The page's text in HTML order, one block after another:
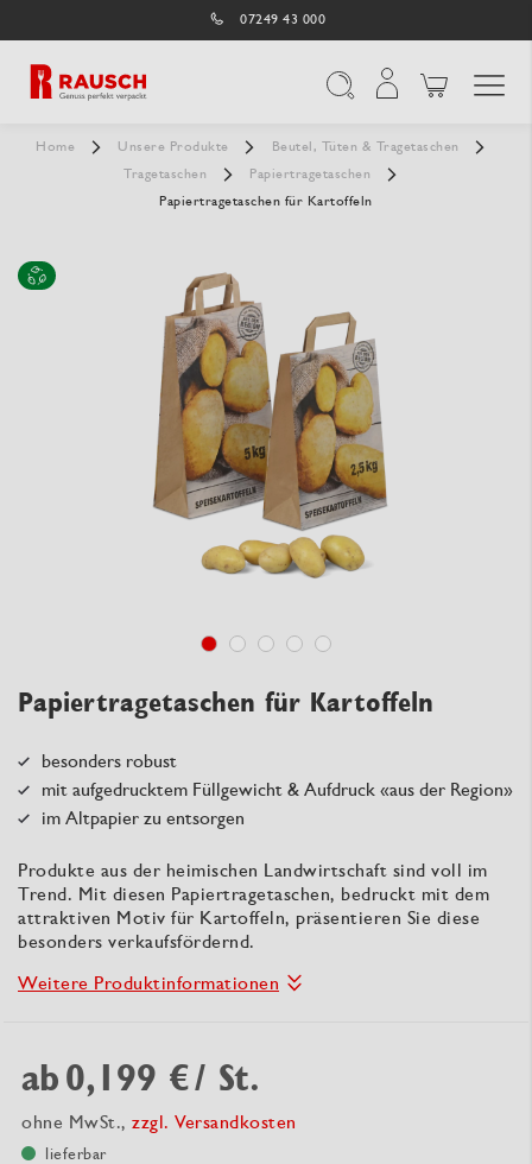
07249 43 000
Home Unsere Produkte
Beutel, Tüten & Tragetaschen
Tragetaschen
Papiertragetaschen
Papiertragetaschen für Kartoffeln
Papiertragetaschen für Kartoffeln
besonders robust
mit aufgedrucktem Füllgewicht & Aufdruck «aus der Region»
im Altpapier zu entsorgen
Produkte aus der heimischen Landwirtschaft sind voll im
Trend. Mit diesen Papiertragetaschen, bedruckt mit dem
attraktiven Motiv für Kartoffeln, präsentieren Sie diese
besonders verkaufsfördernd.
Weitere Produktinformationen
ab0,199 €/ St.
ohne MwSt., zzgl. Versandkosten
lieferbar